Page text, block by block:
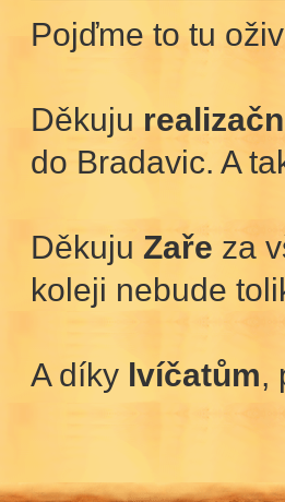
Pojďme to tu
Děkuju
do Bradavic. A
Děkuju Zaře za
koleji nebude
A díky lvíčatům,